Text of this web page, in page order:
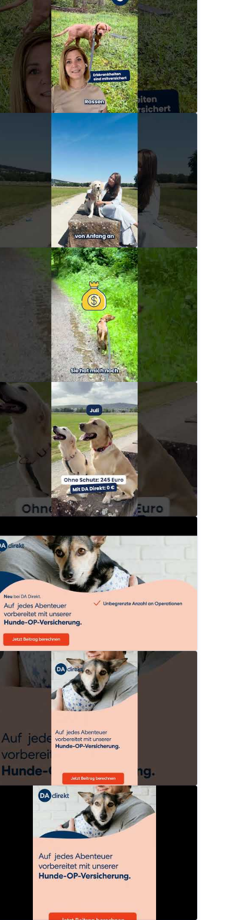
deinen Welpen mit der passenden DA Direkt
dadirektversicherung
deinen Welpen mit der passenden DA Direkt
dadirektversicherung
deinen Welpen mit der passenden DA Direkt
dadirektversicherung
Sicher abgesichert ab dem
dadirektversicherung
Schutz für deinen neuen besten
dadirektversicherung
Hund braucht eine OP? Sichere dein Hund mit
dadirektversicherung
Hund braucht eine OP? Sichere dein Hund mit